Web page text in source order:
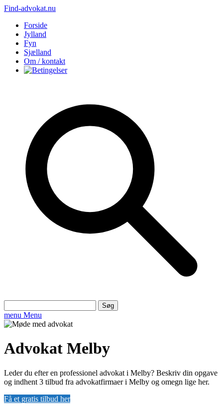
Find-advokat.nu
Forside
Jylland
Fyn
Sjælland
Om / kontakt
efter:
menu Menu
Advokat Melby
Leder du efter en professionel advokat i Melby? Beskriv din opgave
og indhent 3 tilbud fra advokatfirmaer i Melby og omegn lige her.
Få et gratis tilbud her